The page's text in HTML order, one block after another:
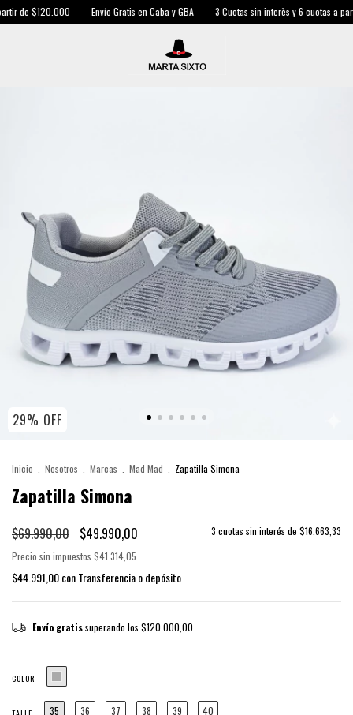
de $120.000 Envío Gratis en Caba y GBA 3 Cuotas sin interès y 6 cuotas a
29% OFF
Inicio Nosotros Marcas Mad Mad Zapatilla Simona
Zapatilla Simona
$69.990,00 $49.990,00 3 cuotas sin interés de $16.663,33
Precio sin impuestos $41.314,05
$44.991,00conTransferencia o depósito
Envío gratis superando los $120.000,00
COLOR
35 36 37 38 39 40